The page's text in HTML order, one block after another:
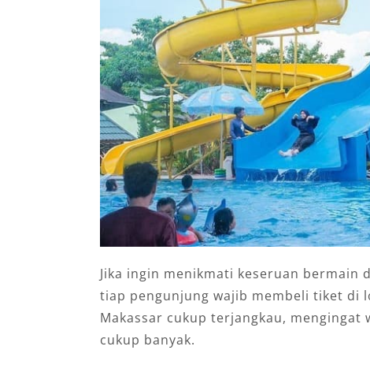
Jika ingin menikmati keseruan bermain
tiap pengunjung wajib membeli tiket di
Makassar cukup terjangkau,
cukup banyak.